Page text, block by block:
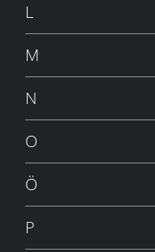
L
M
N
O
Ö
P